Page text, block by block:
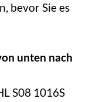
bevor Sie es
unten nach
S08 1016S